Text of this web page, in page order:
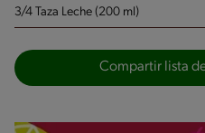
3/4 Taza Leche (200 ml)
Compartir lista